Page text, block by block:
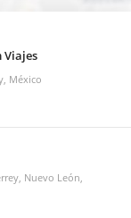
México
Nuevo León,